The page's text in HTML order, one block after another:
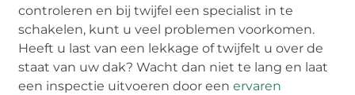
controleren en bij twijfel een specialist in te
schakelen, kunt u veel problemen voorkomen.
Heeft u last van een lekkage of twijfelt u over de
staat van uw dak? Wacht dan niet te lang en laat
een inspectie uitvoeren door eenervaren